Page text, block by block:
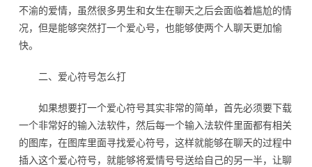
不渝的爱情，虽然很多男生和女生在聊天之后会面临着尴尬的情
况，但是能够突然打一个爱心号，也能够使两个人聊天更加愉
快。
二、爱心符号怎么打
如果想要打一个爱心符号其实非常的简单，首先必须要下载
一个非常好的输入法软件，然后每一个输入法软件里面都有相关
的图库，在图库里面寻找爱心符号，这样就能够在聊天的过程中
插入这个爱心符号，就能够将爱情号号送给自己的另一半，让聊